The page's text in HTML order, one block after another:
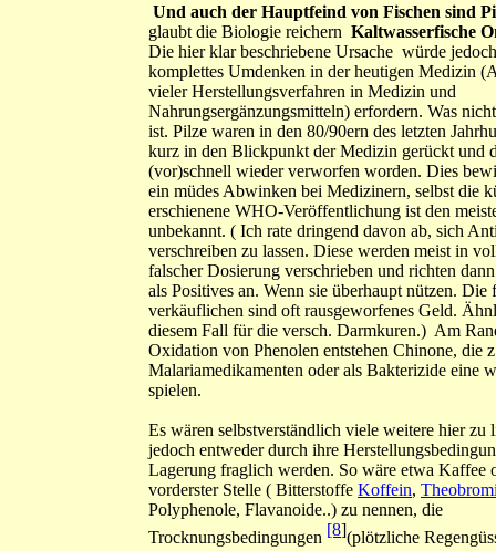
Und auch der Hauptfeind von Fischen sind
glaubt die Biologie reichern Kaltwasserfische
Die hier klar beschriebene Ursache würde
komplettes Umdenken in der heutigen Medizin
vieler Herstellungsverfahren in Medizin und
Nahrungsergänzungsmitteln) erfordern. Was
ist. Pilze waren in den 80/90ern des letzten
kurz in den Blickpunkt der Medizin gerückt und
(vor)schnell wieder verworfen worden. Dies
ein müdes Abwinken bei Medizinern, selbst die
erschienene WHO-Veröffentlichung ist den
unbekannt. ( Ich rate dringend davon ab, sich
verschreiben zu lassen. Diese werden meist in
falscher Dosierung verschrieben und richten
als Positives an. Wenn sie überhaupt nützen. Die
verkäuflichen sind oft rausgeworfenes Geld.
diesem Fall für die versch. Darmkuren.) Am
Oxidation von Phenolen entstehen Chinone, die
Malariamedikamenten oder als Bakterizide eine
spielen.
Es wären selbstverständlich viele weitere hier zu
jedoch entweder durch ihre
Lagerung fraglich werden. So wäre etwa Kaffee
vorderster Stelle ( Bitterstoffe Koffein,
Polyphenole, Flavanoide..) zu nennen, die
Trocknungsbedingungen [8](plötzliche